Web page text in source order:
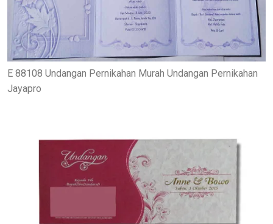
E 88108 Undangan Pernikahan Murah Undangan Pernikahan
Jayapro